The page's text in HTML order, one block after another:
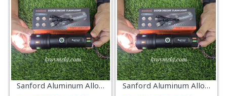
Sanford Aluminum Alloy Super Bright LED Flashlight 60000 mAh Sanford Aluminum Alloy Super Bright LED Flashlight 60000 mAh